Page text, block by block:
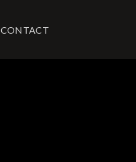
CONTACT